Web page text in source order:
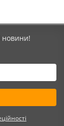
новини!